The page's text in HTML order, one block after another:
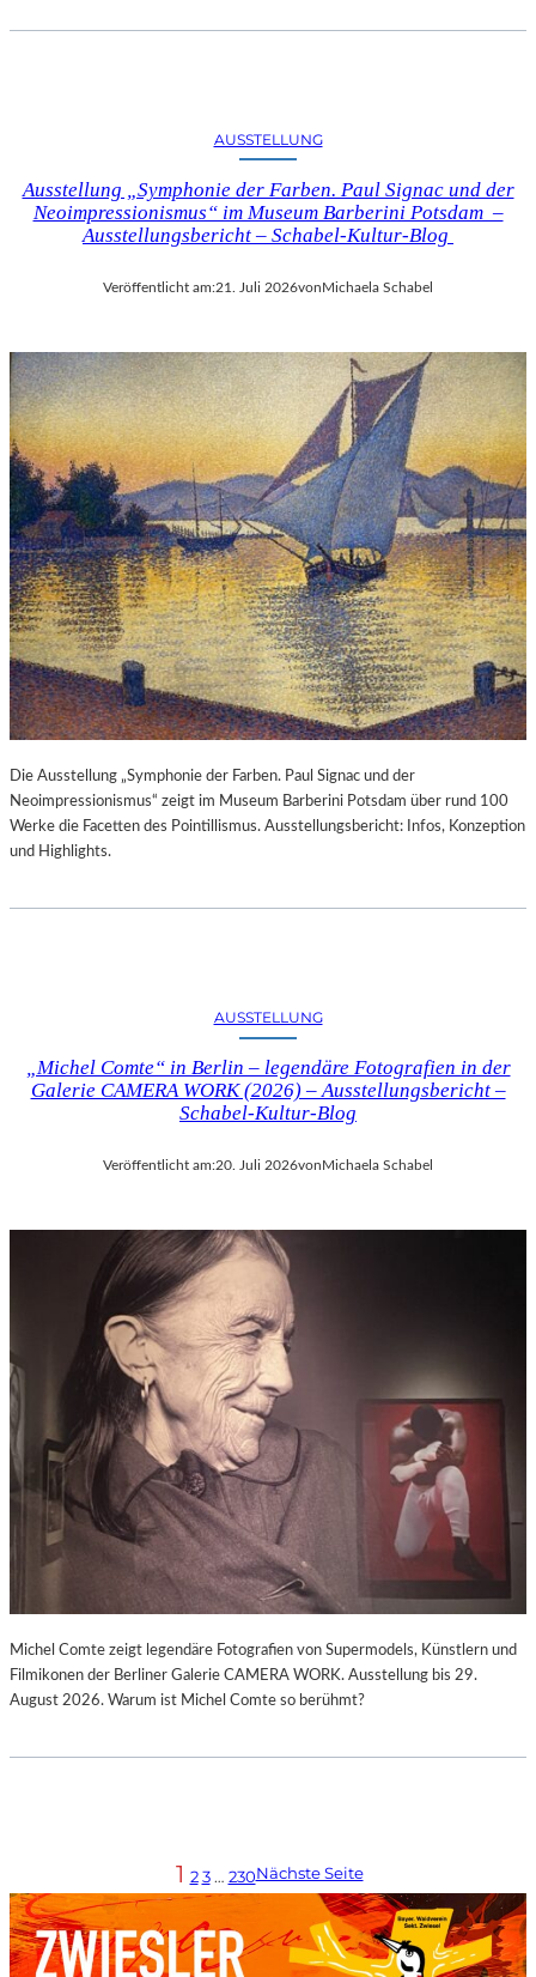
AUSSTELLUNG
Ausstellung „Symphonie der Farben. Paul Signac und der
Neoimpressionismus“ im Museum Barberini Potsdam –
Ausstellungsbericht – Schabel-Kultur-Blog
Veröffentlicht am:21. Juli 2026vonMichaela Schabel
Die Ausstellung „Symphonie der Farben. Paul Signac und der
Neoimpressionismus“ zeigt im Museum Barberini Potsdam über rund 100
Werke die Facetten des Pointillismus. Ausstellungsbericht: Infos, Konzeption
und Highlights.
AUSSTELLUNG
„Michel Comte“ in Berlin – legendäre Fotografien in der
Galerie CAMERA WORK (2026) – Ausstellungsbericht –
Schabel-Kultur-Blog
Veröffentlicht am:20. Juli 2026vonMichaela Schabel
Michel Comte zeigt legendäre Fotografien von Supermodels, Künstlern und
Filmikonen der Berliner Galerie CAMERA WORK. Ausstellung bis 29.
August 2026. Warum ist Michel Comte so berühmt?
1 2 3 … 230Nächste Seite